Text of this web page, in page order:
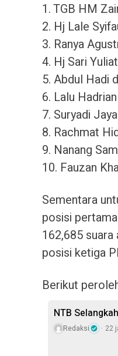
1. TGB HM
2. Hj Lale
3. Ranya
4. Hj Sari
5. Abdul Hadi
6. Lalu
7. Suryadi
8. Rachmat
9. Nanang
10. Fauzan
Sementara
posisi
162,685
posisi ketiga
Berikut
NTB
Redaksi 22